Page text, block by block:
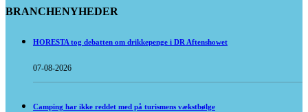
BRANCHENYHEDER
HORESTA tog debatten om drikkepenge i DR Aftenshowet
07-08-2026
Camping har ikke reddet med på turismens vækstbølge